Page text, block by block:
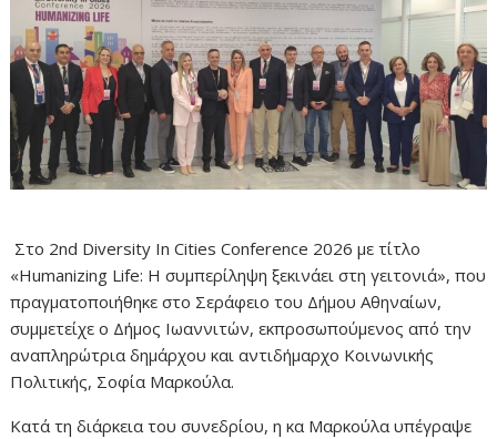
Στο 2nd Diversity In Cities Conference 2026 με τίτλο
«Humanizing Life: Η συμπερίληψη ξεκινάει στη γειτονιά», που
πραγματοποιήθηκε στο Σεράφειο του Δήμου Αθηναίων,
συμμετείχε ο Δήμος Ιωαννιτών, εκπροσωπούμενος από την
αναπληρώτρια δημάρχου και αντιδήμαρχο Κοινωνικής
Πολιτικής, Σοφία Μαρκούλα.
Κατά τη διάρκεια του συνεδρίου, η κα Μαρκούλα υπέγραψε